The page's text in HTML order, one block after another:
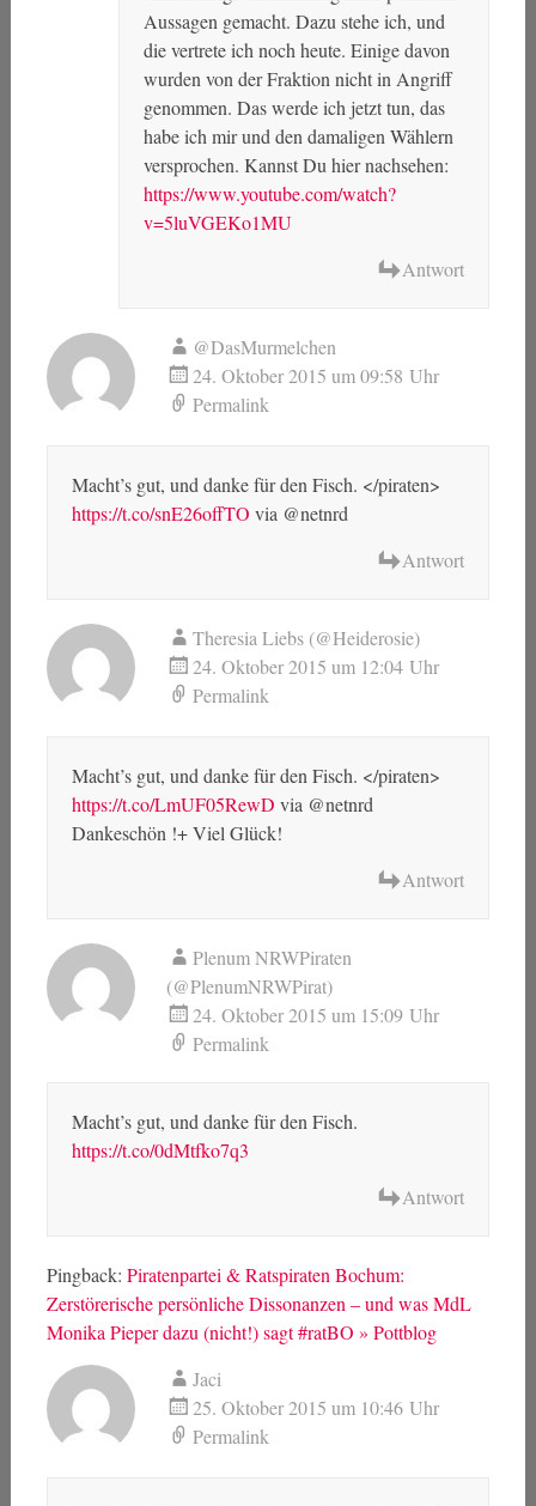
Aussagen gemacht. Dazu stehe ich, und
die vertrete ich noch heute. Einige davon
wurden von der Fraktion nicht in Angriff
genommen. Das werde ich jetzt tun, das
habe ich mir und den damaligen Wählern
versprochen. Kannst Du hier nachsehen:
https://www.youtube.com/watch?
v=5luVGEKo1MU
Antwort
@DasMurmelchen
24. Oktober 2015 um 09:58 Uhr
Permalink
Macht’s gut, und danke für den Fisch. </piraten>
https://t.co/snE26offTO via @netnrd
Antwort
Theresia Liebs (@Heiderosie)
24. Oktober 2015 um 12:04 Uhr
Permalink
Macht’s gut, und danke für den Fisch. </piraten>
https://t.co/LmUF05RewD via @netnrd
Dankeschön !+ Viel Glück!
Antwort
Plenum NRWPiraten
(@PlenumNRWPirat)
24. Oktober 2015 um 15:09 Uhr
Permalink
Macht’s gut, und danke für den Fisch.
https://t.co/0dMtfko7q3
Antwort
Pingback: Piratenpartei & Ratspiraten Bochum:
Zerstörerische persönliche Dissonanzen – und was MdL
Monika Pieper dazu (nicht!) sagt #ratBO » Pottblog
Jaci
25. Oktober 2015 um 10:46 Uhr
Permalink